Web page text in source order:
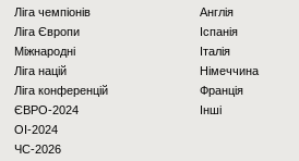
Ліга чемпіонів
Ліга Європи
Міжнародні
Ліга націй
Ліга конференцій
ЄВРО-2024
OI-2024
ЧС-2026
Англія
Іспанія
Італія
Німеччина
Франція
Інші